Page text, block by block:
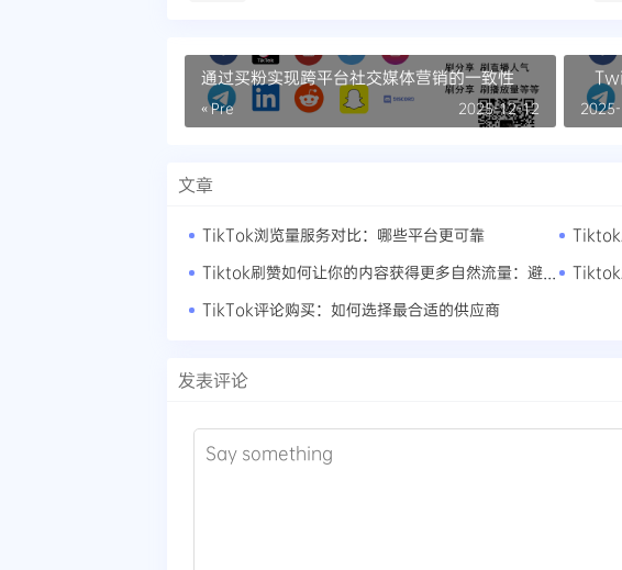
通过买粉实现跨平台社交媒体营销的一致性
« Pre 2025-12-12
文章
TikTok浏览量服务对比：哪些平台更可靠
TikTok评论购买：如何选择最合适的供应商
发表评论